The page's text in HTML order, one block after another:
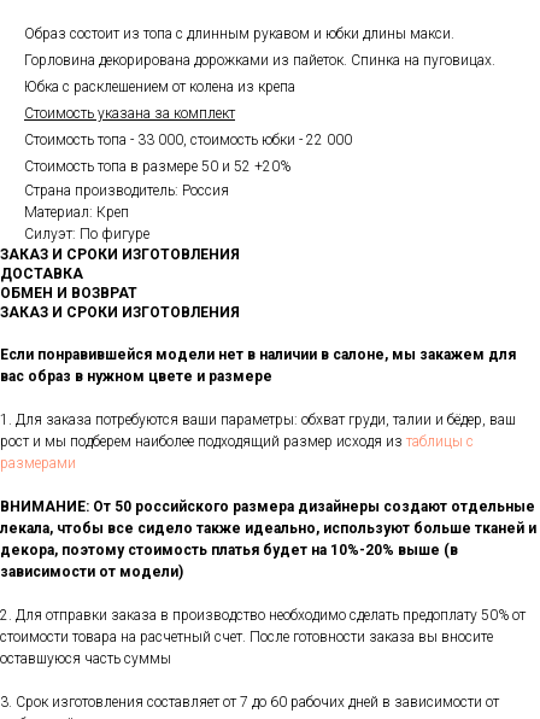
Образ состоит из топа с длинным рукавом и юбки длины макси.
Горловина декорирована дорожками из пайеток. Спинка на пуговицах.
Юбка с расклешением от колена из крепа
Стоимость указана за комплект
Стоимость топа - 33 000, стоимость юбки - 22 000
Стоимость топа в размере 50 и 52 +20%
Страна производитель: Россия
Материал: Креп
Силуэт: По фигуре
ЗАКАЗ И СРОКИ ИЗГОТОВЛЕНИЯ
ДОСТАВКА
ОБМЕН И ВОЗВРАТ
ЗАКАЗ И СРОКИ ИЗГОТОВЛЕНИЯ
Если понравившейся модели нет в наличии в салоне, мы закажем для
вас образ в нужном цвете и размере
1. Для заказа потребуются ваши параметры: обхват груди, талии и бёдер, ваш
рост и мы подберем наиболее подходящий размер исходя из таблицы с
размерами
ВНИМАНИЕ: От 50 российского размера дизайнеры создают отдельные
лекала, чтобы все сидело также идеально, используют больше тканей и
декора, поэтому стоимость платья будет на 10%-20% выше (в
зависимости от модели)
2. Для отправки заказа в производство необходимо сделать предоплату 50% от
стоимости товара на расчетный счет. После готовности заказа вы вносите
оставшуюся часть суммы
3. Срок изготовления составляет от 7 до 60 рабочих дней в зависимости от